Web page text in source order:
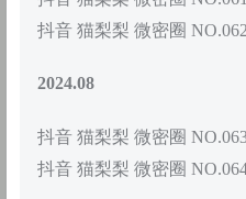
抖音 猫梨梨 微密圈 NO.062
2024.08
抖音 猫梨梨 微密圈 NO.063
抖音 猫梨梨 微密圈